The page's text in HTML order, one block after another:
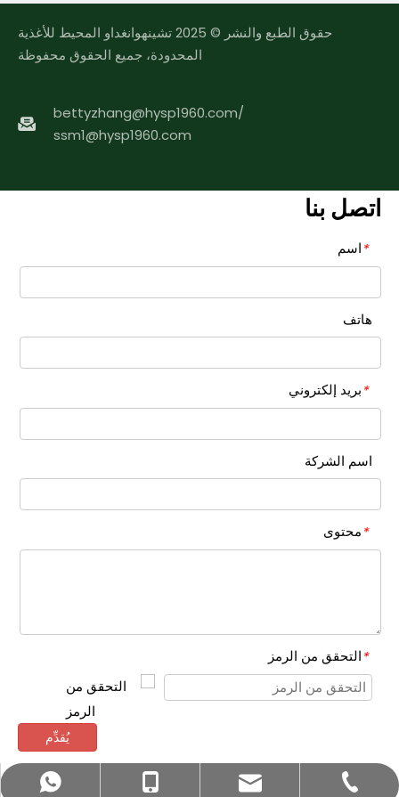
+86-335-3957085
bettyzhang@qhdhysp.com
+86- 13133515208
+86 13133515208
حقوق الطبع والنشر © 2025 تشينهوانغداو المحيط للأغذية
المحدودة، جميع الحقوق محفوظة
bettyzhang@hysp1960.com/
ssm1@hysp1960.com
اتصل بنا
*اسم
هاتف
*بريد إلكتروني
اسم الشركة
*محتوى
*التحقق من الرمز
يُقدِّم